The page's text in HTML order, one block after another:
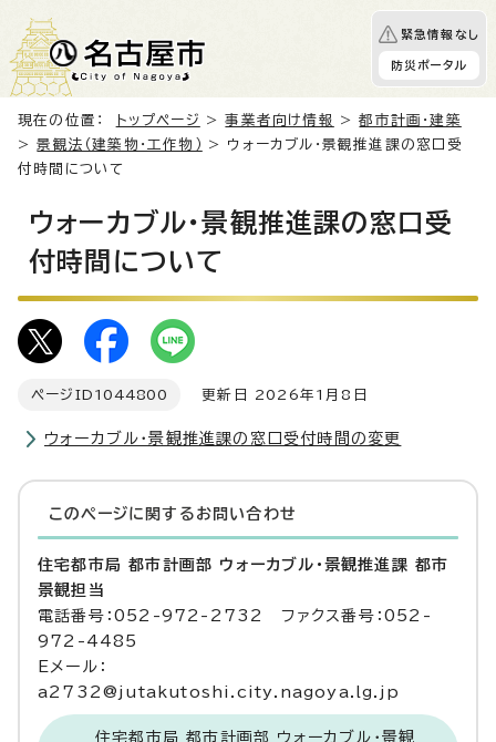
緊急情報なし
防災ポータル
現在の位置： トップページ >事業者向け情報 >都市計画・建築
>景観法（建築物・工作物）
> ウォーカブル・景観推進課の窓口受
付時間について
ウォーカブル・景観推進課の窓口受
付時間について
ページID 1044800 更新日 2026年1月8日
ウォーカブル・景観推進課の窓口受付時間の変更
このページに関する お問い合わせ
住宅都市局 都市計画部 ウォーカブル・景観推進課 都市
景観担当
電話番号：052-972-2732 ファクス番号：052-
972-4485
Eメール：
a2732@jutakutoshi.city.nagoya.lg.jp
住宅都市局 都市計画部 ウォーカブル・景観